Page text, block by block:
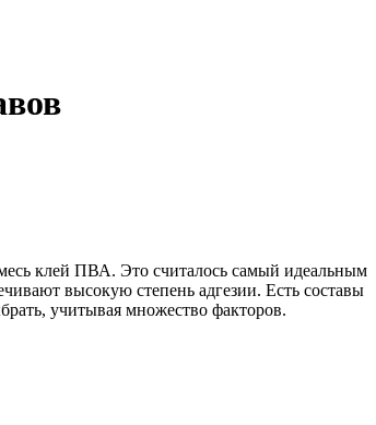
клей ПВА. Это считалось самый идеальным
высокую степень адгезии. Есть составы
учитывая множество факторов.